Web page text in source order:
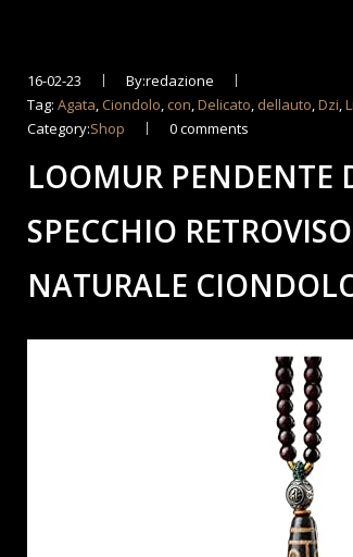
16-02-23
By:redazione
Tag:Agata, Ciondolo, con,Delicato, dellauto,Dzi,
Category:Shop 0 comments
LOOMUR PENDENTE
SPECCHIO
NATURALE